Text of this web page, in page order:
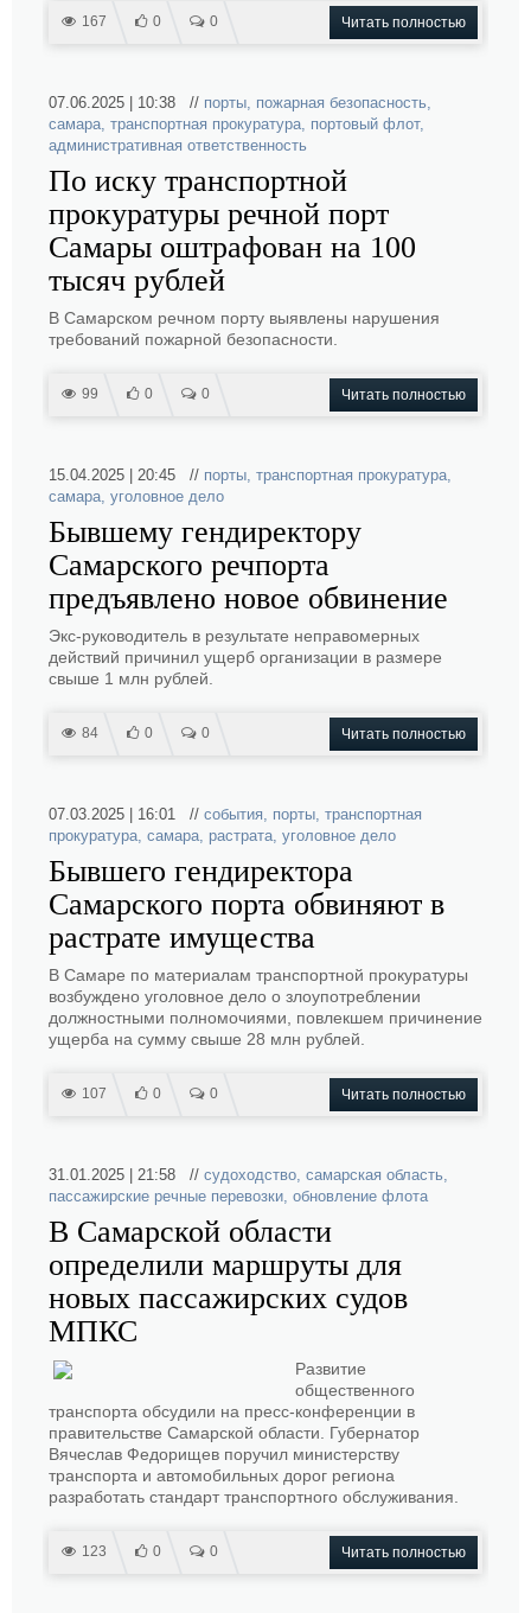
167 0 0 Читать полностью
07.06.2025 | 10:38 // порты, пожарная безопасность,
самара, транспортная прокуратура, портовый флот,
административная ответственность
По иску транспортной
прокуратуры речной порт
Самары оштрафован на 100
тысяч рублей
В Самарском речном порту выявлены нарушения
требований пожарной безопасности.
99 0 0 Читать полностью
15.04.2025 | 20:45 // порты, транспортная прокуратура,
самара, уголовное дело
Бывшему гендиректору
Самарского речпорта
предъявлено новое обвинение
Экс-руководитель в результате неправомерных
действий причинил ущерб организации в размере
свыше 1 млн рублей.
84 0 0 Читать полностью
07.03.2025 | 16:01 // события, порты, транспортная
прокуратура, самара, растрата, уголовное дело
Бывшего гендиректора
Самарского порта обвиняют в
растрате имущества
В Самаре по материалам транспортной прокуратуры
возбуждено уголовное дело о злоупотреблении
должностными полномочиями, повлекшем причинение
ущерба на сумму свыше 28 млн рублей.
107 0 0 Читать полностью
31.01.2025 | 21:58 // судоходство, самарская область,
пассажирские речные перевозки, обновление флота
В Самарской области
определили маршруты для
новых пассажирских судов
МПКС
Развитие
общественного
транспорта обсудили на пресс-конференции в
правительстве Самарской области. Губернатор
Вячеслав Федорищев поручил министерству
транспорта и автомобильных дорог региона
разработать стандарт транспортного обслуживания.
123 0 0 Читать полностью